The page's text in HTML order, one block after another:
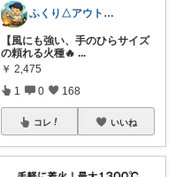
ふくり△アウトドア×防災
【風にも強い、手のひらサイズ
の頼れる火種🔥 ...
￥ 2,475
1 0 168
コレ いいね